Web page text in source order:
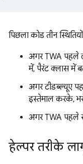
पिछला कोड तीन
अगर TWA पहले
में, पैरंट क्लास में
अगर टीडब्ल्यूए
इस्तेमाल करके,
अगर TWA पहले
हेल्पर तरीके